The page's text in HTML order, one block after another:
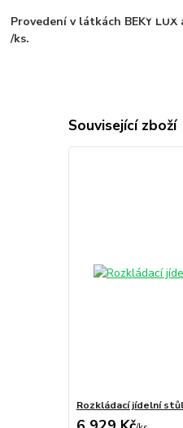
Provedení v látkách BEKY
/ks.
Související zboží
Rozkládací jídelní